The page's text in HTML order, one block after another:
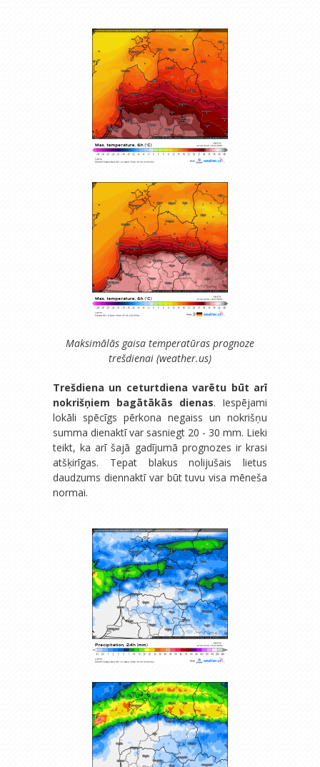
Maksimālās gaisa temperatūras prognoze
trešdienai (weather.us)
Trešdiena un ceturtdiena varētu būt arī
nokrišņiem bagātākās dienas. Iespējami
lokāli spēcīgs pērkona negaiss un nokrišņu
summa dienaktī var sasniegt 20 - 30 mm. Lieki
teikt, ka arī šajā gadījumā prognozes ir krasi
atšķirīgas. Tepat blakus nolijušais lietus
daudzums diennaktī var būt tuvu visa mēneša
normai.